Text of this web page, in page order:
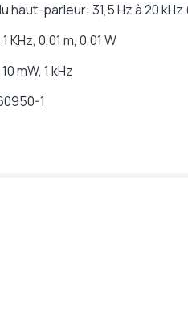
haut-parleur: 31,5 Hz à 20
KHz, 0,01 m, 0,01 W
mW, 1 kHz
1